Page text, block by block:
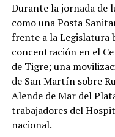
Durante la jornada de
como una Posta
frente a la Legislatura
concentración en el
de Tigre; una
de San Martín sobre
Alende de Mar del
trabajadores del
nacional.